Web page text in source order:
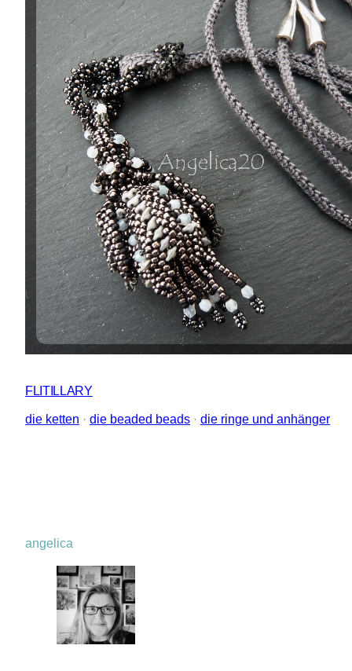
FLITILLARY
die ketten · die beaded beads · die ringe und anhänger
angelica